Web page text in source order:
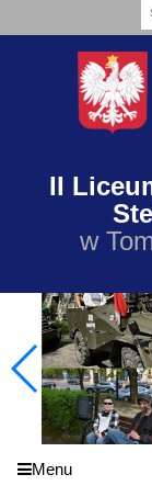
II
w
Menu